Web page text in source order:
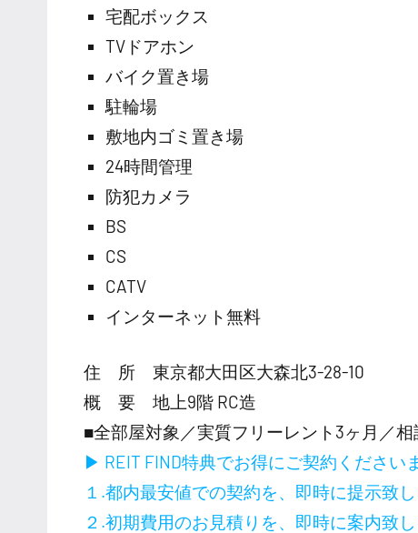
宅配ボックス
TVドアホン
バイク置き場
駐輪場
敷地内ゴミ置き場
24時間管理
防犯カメラ
BS
CS
CATV
インターネット無料
住 所 東京都大田区大森北3-28-10
概 要 地上9階 RC造
■全部屋対象／実質フリーレント3ヶ月／相
▶ REIT FIND特典でお得にご契約ください
１.都内最安値での契約を、即時に提示致し
２.初期費用のお見積りを、即時に案内致し